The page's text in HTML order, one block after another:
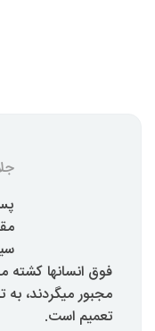
فوق انسانها کشته
مجبور میگردند، به
تعمیم است.